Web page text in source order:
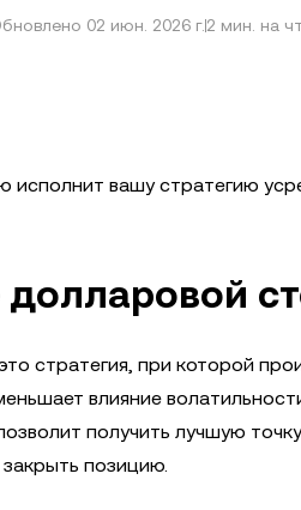
02 июн. 2026 г. 2 мин. на
вашу стратегию
стратегия, при которой
влияние
получить лучшую
позицию.